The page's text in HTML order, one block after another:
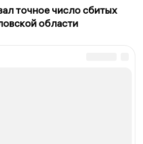
точное число сбитых
области